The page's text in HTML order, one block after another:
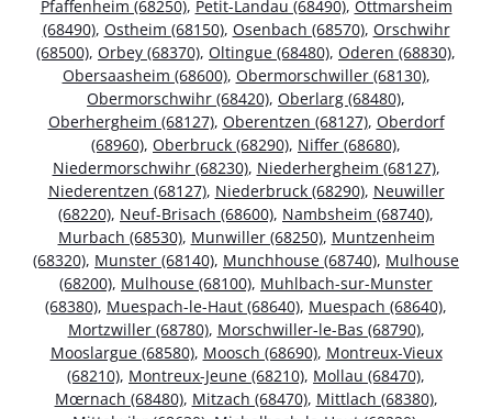
Pfaffenheim (68250), Petit-Landau (68490), Ottmarsheim
(68490), Ostheim (68150), Osenbach (68570), Orschwihr
(68500), Orbey (68370), Oltingue (68480), Oderen (68830),
Obersaasheim (68600), Obermorschwiller (68130),
Obermorschwihr (68420), Oberlarg (68480),
Oberhergheim (68127), Oberentzen (68127), Oberdorf
(68960), Oberbruck (68290), Niffer (68680),
Niedermorschwihr (68230), Niederhergheim (68127),
Niederentzen (68127), Niederbruck (68290), Neuwiller
(68220), Neuf-Brisach (68600), Nambsheim (68740),
Murbach (68530), Munwiller (68250), Muntzenheim
(68320), Munster (68140), Munchhouse (68740), Mulhouse
(68200), Mulhouse (68100), Muhlbach-sur-Munster
(68380), Muespach-le-Haut (68640), Muespach (68640),
Mortzwiller (68780), Morschwiller-le-Bas (68790),
Mooslargue (68580), Moosch (68690), Montreux-Vieux
(68210), Montreux-Jeune (68210), Mollau (68470),
Mœrnach (68480), Mitzach (68470), Mittlach (68380),